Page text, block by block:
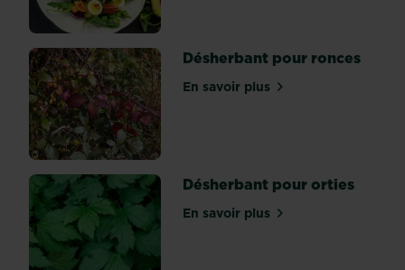
bien
des
déboires
en
vous
permettant
de
sélectionner
les
plantes
vivaces...
Désherbant pour ronces
En savoir plussur Désherbant pour
Désherbant pour orties
En savoir plussur Désherbant pour